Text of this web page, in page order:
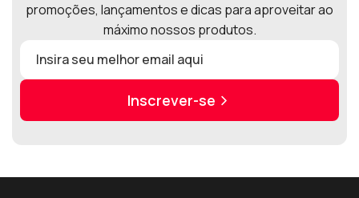
promoções, lançamentos e dicas para aproveitar ao
máximo nossos produtos.
Inscrever-se